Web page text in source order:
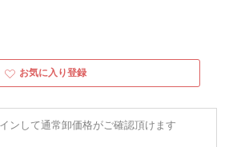
お気に入り登録
ンして通常卸価格がご確認頂けます